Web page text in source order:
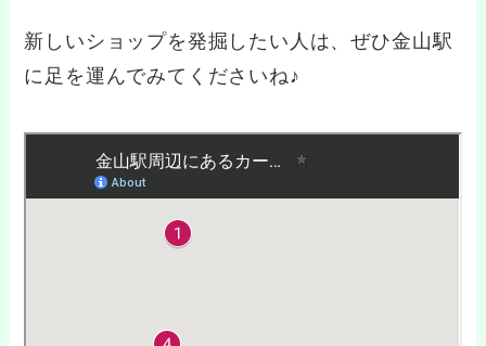
新しいショップを発掘したい人は、ぜひ金山駅
に足を運んでみてくださいね♪